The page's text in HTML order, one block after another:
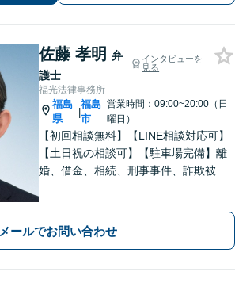
め、その人にあった解決策を探ります
佐藤 孝明 弁
護士
インタビューを
見る
福光法律事務所
福島
県
|
福島
市
営業時間：09:00~20:00（日
曜日）
【初回相談無料】【LINE相談対応可】
【土日祝の相談可】【駐車場完備】離
婚、借金、相続、刑事事件、詐欺被
寧にサポートいたします【地元・福島
市出身の弁護士】
メールでお問い合わせ